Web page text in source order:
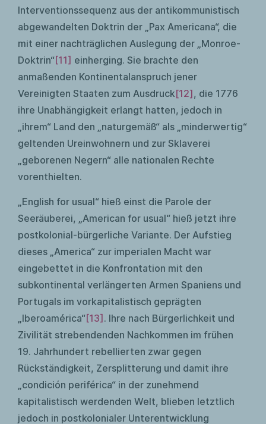
Interventionssequenz aus der antikommunistisch
abgewandelten Doktrin der „Pax Americana“, die
mit einer nachträglichen Auslegung der „Monroe-
Doktrin“[11] einherging. Sie brachte den
anmaßenden Kontinentalanspruch jener
Vereinigten Staaten zum Ausdruck[12], die 1776
ihre Unabhängigkeit erlangt hatten, jedoch in
„ihrem“ Land den „naturgemäß“ als „minderwertig“
geltenden Ureinwohnern und zur Sklaverei
„geborenen Negern“ alle nationalen Rechte
vorenthielten.
„English for usual“ hieß einst die Parole der
Seeräuberei, „American for usual“ hieß jetzt ihre
postkolonial-bürgerliche Variante. Der Aufstieg
dieses „America“ zur imperialen Macht war
eingebettet in die Konfrontation mit den
subkontinental verlängerten Armen Spaniens und
Portugals im vorkapitalistisch geprägten
„Iberoamérica“[13] . Ihre nach Bürgerlichkeit und
Zivilität strebendenden Nachkommen im frühen
19. Jahrhundert rebellierten zwar gegen
Rückständigkeit, Zersplitterung und damit ihre
„condición periférica“ in der zunehmend
kapitalistisch werdenden Welt, blieben letztlich
jedoch in postkolonialer Unterentwicklung